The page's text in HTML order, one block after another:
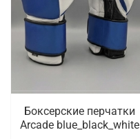
Боксерские перчатки
Arcade blue_black_white